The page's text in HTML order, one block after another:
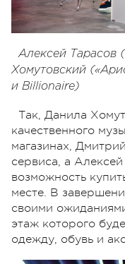
Алексей Тарасов
Хомутовский
и Billionaire)
Так, Данила
качественного
магазинах,
сервиса, а
возможность
месте. В
своими
этаж которого
одежду, обувь и